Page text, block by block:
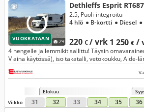
VUOKRATAAN 29
Dethleffs Esprit
220 €/ vrk 1 250€ /
2.5, Puoli-integroitu
4 hlö ● B-kortti ● Diesel
4 hengelle ja lemmikit sallittu! Täysin
V aina käytössä), iso takatalli, vetokoukku, Alde-
Elokuu
Viikko
31 32 33 34 35 36